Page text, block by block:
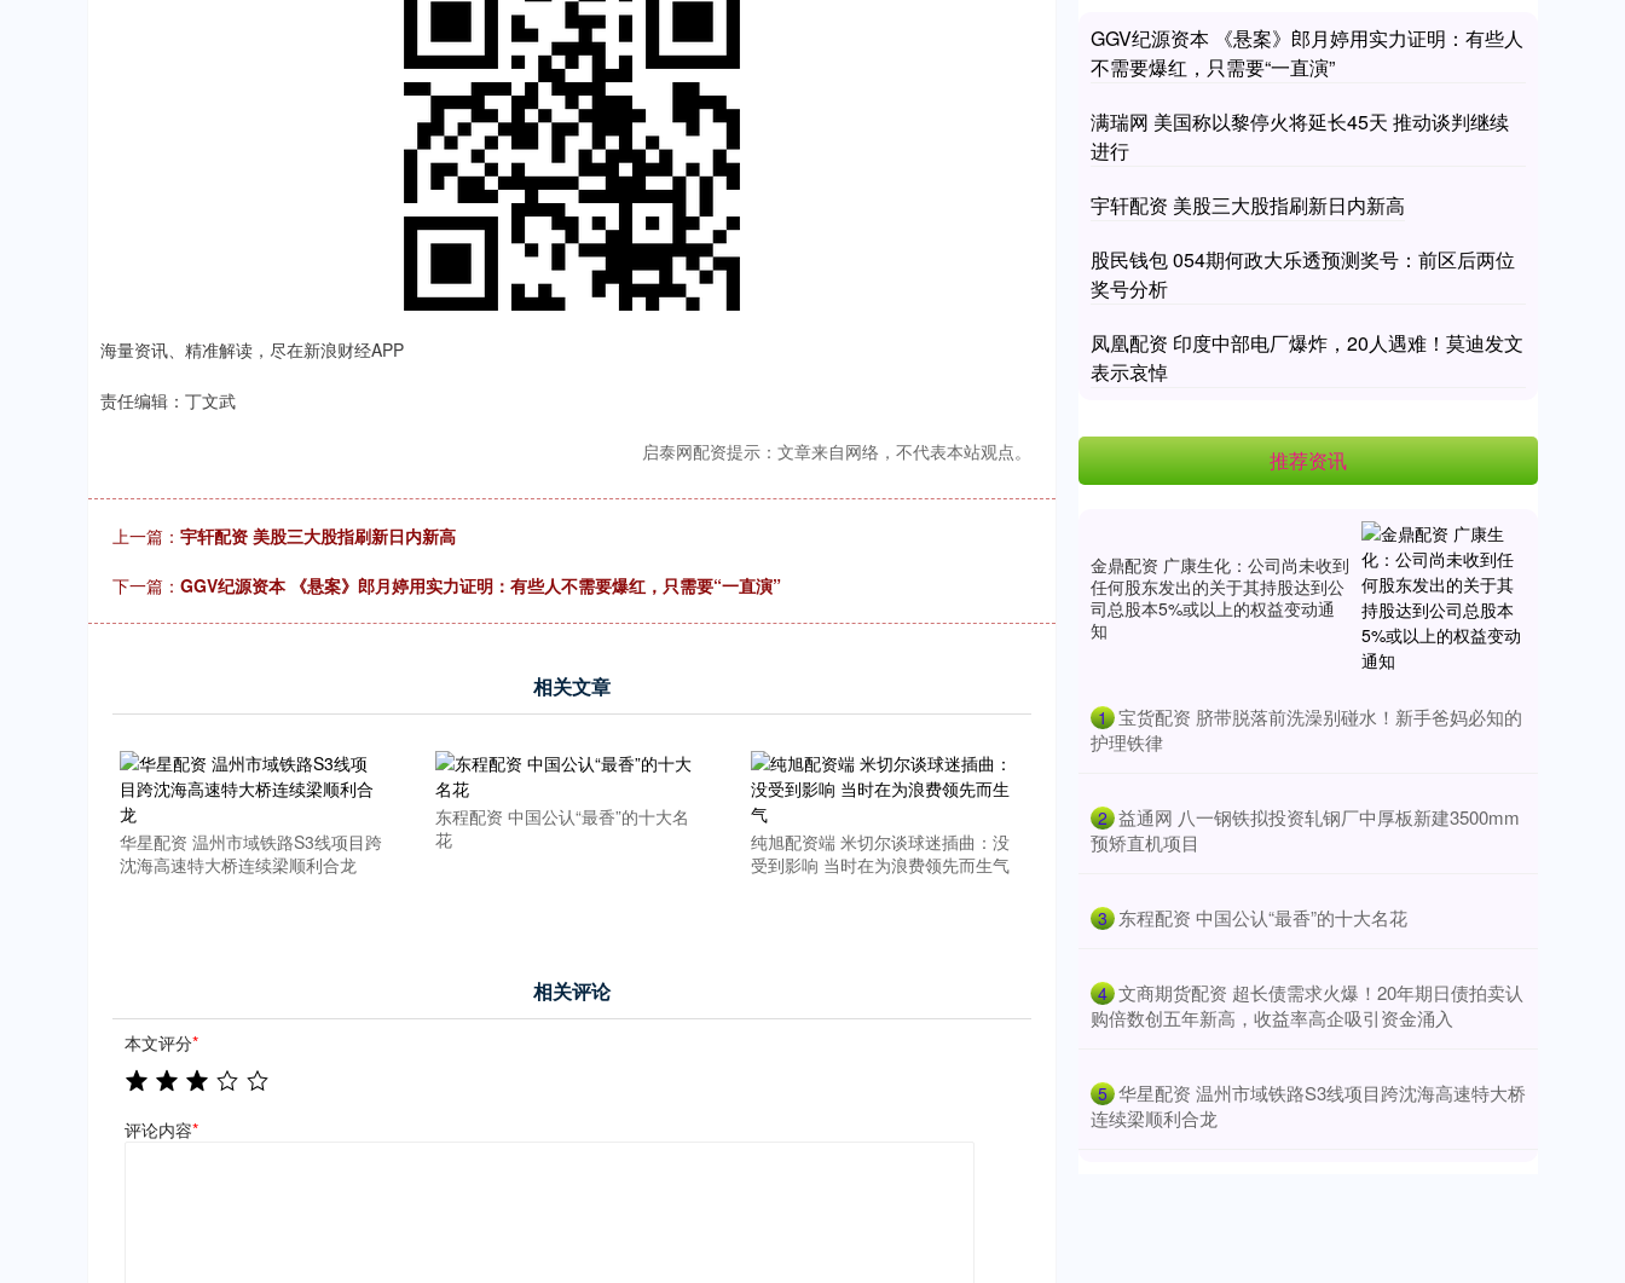
海量资讯、精准解读，尽在新浪财经APP
责任编辑：丁文武
启泰网配资提示：文章来自网络，不代表本站观点。
上一篇： 宇轩配资 美股三大股指刷新日内新高
下一篇： GGV纪源资本 《悬案》郎月婷用实力证明：有些人不需要爆红，只需要“一直演”
相关文章
华星配资 温州市域铁路S3线项目跨
沈海高速特大桥连续梁顺利合龙
东程配资 中国公认“最香”的十大名
花
纯旭配资端 米切尔谈球迷插曲：没
受到影响 当时在为浪费领先而生气
相关评论
本文评分*
评论内容*
GGV纪源资本 《悬案》郎月婷用实力证明：有些人
不需要爆红，只需要“一直演”
满瑞网 美国称以黎停火将延长45天 推动谈判继续
进行
宇轩配资 美股三大股指刷新日内新高
股民钱包 054期何政大乐透预测奖号：前区后两位
奖号分析
凤凰配资 印度中部电厂爆炸，20人遇难！莫迪发文
表示哀悼
推荐资讯
金鼎配资 广康生化：公司尚未收到
任何股东发出的关于其持股达到公
司总股本5%或以上的权益变动通
知
1 ​宝货配资 脐带脱落前洗澡别碰水！新手爸妈必知的
护理铁律
2 ​益通网 八一钢铁拟投资轧钢厂中厚板新建3500mm
预矫直机项目
3 ​东程配资 中国公认“最香”的十大名花
4 ​文商期货配资 超长债需求火爆！20年期日债拍卖认
购倍数创五年新高，收益率高企吸引资金涌入
5 ​华星配资 温州市域铁路S3线项目跨沈海高速特大桥
连续梁顺利合龙